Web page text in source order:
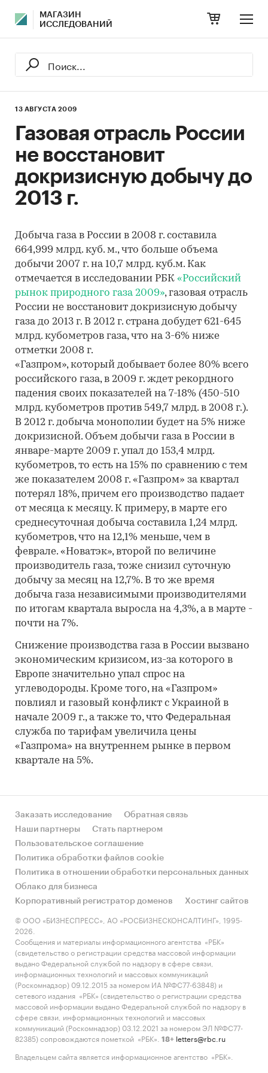
МАГАЗИН
ИССЛЕДОВАНИЙ
13 АВГУСТА 2009
Газовая отрасль России
не восстановит
докризисную добычу до
2013 г.
Добыча газа в России в 2008 г. составила
664,999 млрд. куб. м., что больше объема
добычи 2007 г. на 10,7 млрд. куб.м. Как
отмечается в исследовании РБК «Российский
рынок природного газа 2009», газовая отрасль
России не восстановит докризисную добычу
газа до 2013 г. В 2012 г. страна добудет 621-645
млрд. кубометров газа, что на 3-6% ниже
отметки 2008 г.
«Газпром», который добывает более 80% всего
российского газа, в 2009 г. ждет рекордного
падения своих показателей на 7-18% (450-510
млрд. кубометров против 549,7 млрд. в 2008 г.).
В 2012 г. добыча монополии будет на 5% ниже
докризисной. Объем добычи газа в России в
январе-марте 2009 г. упал до 153,4 млрд.
кубометров, то есть на 15% по сравнению с тем
же показателем 2008 г. «Газпром» за квартал
потерял 18%, причем его производство падает
от месяца к месяцу. К примеру, в марте его
среднесуточная добыча составила 1,24 млрд.
кубометров, что на 12,1% меньше, чем в
феврале. «Новатэк», второй по величине
производитель газа, тоже снизил суточную
добычу за месяц на 12,7%. В то же время
добыча газа независимыми производителями
по итогам квартала выросла на 4,3%, а в марте -
почти на 7%.
Снижение производства газа в России вызвано
экономическим кризисом, из-за которого в
Европе значительно упал спрос на
углеводороды. Кроме того, на «Газпром»
повлиял и газовый конфликт с Украиной в
начале 2009 г., а также то, что Федеральная
служба по тарифам увеличила цены
«Газпрома» на внутреннем рынке в первом
квартале на 5%.
Заказать исследование
Обратная связь
Наши партнеры
Стать партнером
Пользовательское соглашение
Политика обработки файлов cookie
Политика в отношении обработки персональных данных
Облако для бизнеса
Корпоративный регистратор доменов
Хостинг сайтов
© ООО «БИЗНЕСПРЕСС», АО «РОСБИЗНЕСКОНСАЛТИНГ», 1995-
2026.
Сообщения и материалы информационного агентства «РБК»
(свидетельство о регистрации средства массовой информации
выдано Федеральной службой по надзору в сфере связи,
информационных технологий и массовых коммуникаций
(Роскомнадзор) 09.12.2015 за номером ИА №ФС77-63848) и
сетевого издания «РБК» (свидетельство о регистрации средства
массовой информации выдано Федеральной службой по надзору в
сфере связи, информационных технологий и массовых
коммуникаций (Роскомнадзор) 03.12.2021 за номером ЭЛ №ФС77-
82385) сопровождаются пометкой «РБК».
18+ letters@rbc.ru
Владельцем сайта является информационное агентство «РБК».